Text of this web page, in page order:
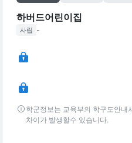
하버드어린이집
사립 -
학군정보는 교육부의 학구도안내
차이가 발생할수 있습니다.